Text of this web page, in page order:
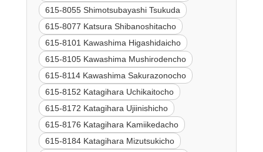
615-8055 Shimotsubayashi Tsukuda
615-8077 Katsura Shibanoshitacho
615-8101 Kawashima Higashidaicho
615-8105 Kawashima Mushirodencho
615-8114 Kawashima Sakurazonocho
615-8152 Katagihara Uchikaitocho
615-8172 Katagihara Ujiinishicho
615-8176 Katagihara Kamiikedacho
615-8184 Katagihara Mizutsukicho